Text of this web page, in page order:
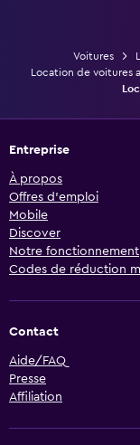
Voitures
Location de voitures
Entreprise
À propos
Offres d’emploi
Mobile
Discover
Notre fonctionnement
Codes de réduction
Contact
Aide/FAQ
Presse
Affiliation